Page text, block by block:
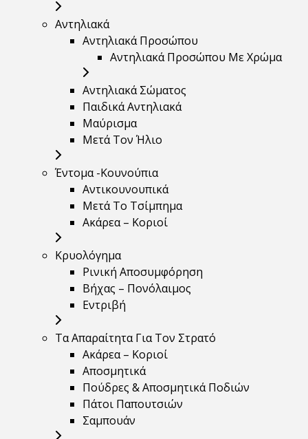
Αντηλιακά
Αντηλιακά Προσώπου
Αντηλιακά Προσώπου Με Χρώμα
Αντηλιακά Σώματος
Παιδικά Αντηλιακά
Μαύρισμα
Mετά Τον Ήλιο
Έντομα -Κουνούπια
Αντικουνουπικά
Μετά Το Τσίμπημα
Ακάρεα – Κοριοί
Κρυολόγημα
Ρινική Αποσυμφόρηση
Βήχας – Πονόλαιμος
Εντριβή
Τα Απαραίτητα Για Τον Στρατό
Ακάρεα – Κοριοί
Αποσμητικά
Πούδρες & Αποσμητικά Ποδιών
Πάτοι Παπουτσιών
Σαμπουάν